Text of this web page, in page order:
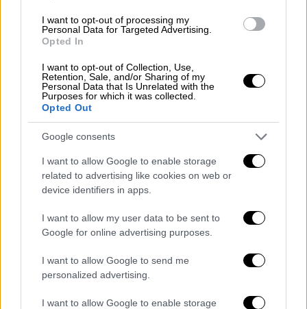
I want to opt-out of processing my
Personal Data for Targeted Advertising.
Opted In
I want to opt-out of Collection, Use,
Retention, Sale, and/or Sharing of my
Personal Data that Is Unrelated with the
Purposes for which it was collected.
Opted Out
Google consents
I want to allow Google to enable storage
related to advertising like cookies on web or
device identifiers in apps.
I want to allow my user data to be sent to
Google for online advertising purposes.
I want to allow Google to send me
personalized advertising.
I want to allow Google to enable storage
Αθλητισμός
ΑΕΚ: Ηρθε ο Ολιβέιρα, Σάββατο πέφτουν
οι υπογραφές (pics)
Στην Αθήνα, για λογαριασμό της ΑΕΚ, ο
Πορτογάλος επιθετικός Νέλσον Ολιβέιρα